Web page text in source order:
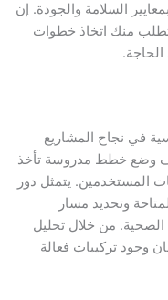
السلامة والجودة. إن
منك اتخاذ خطوات
في نجاح المشاريع
وضع خطط مدروسة تأخذ
المستخدمين. يتمثل دور
وتحديد مسار
الصحية. من خلال تحليل
وجود تركيبات فعالة